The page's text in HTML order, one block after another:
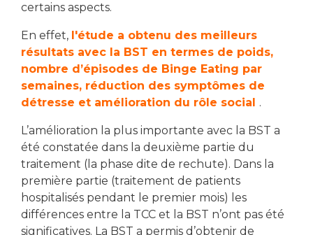
certains aspects.
En effet, l'étude a obtenu des meilleurs
résultats avec la BST en termes de poids,
nombre d’épisodes de Binge Eating par
semaines, réduction des symptômes de
détresse et amélioration du rôle social
.
L’amélioration la plus importante avec la BST a
été constatée dans la deuxième partie du
traitement (la phase dite de rechute). Dans la
première partie (traitement de patients
hospitalisés pendant le premier mois) les
différences entre la TCC et la BST n’ont pas été
significatives. La BST a permis d’obtenir de